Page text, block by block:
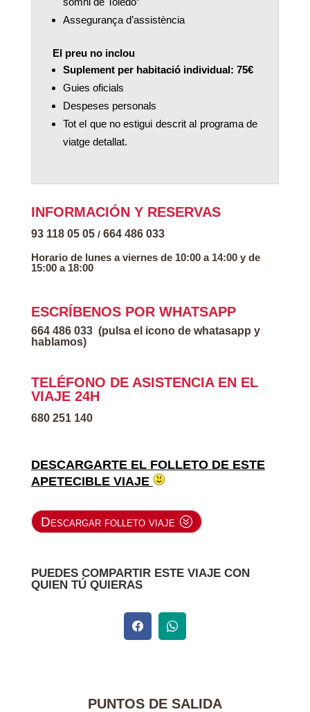
Assegurança d’assistència
El preu no inclou
Suplement per habitació individual: 75€
Guies oficials
Despeses personals
Tot el que no estigui descrit al programa de
viatge detallat.
INFORMACIÓN Y RESERVAS
93 118 05 05/ 664 486 033
Horario de lunes a viernes de 10:00 a 14:00 y de
15:00 a 18:00
ESCRÍBENOS POR WHATSAPP
664 486 033 (pulsa el icono de whatasapp y
hablamos)
TELÉFONO DE ASISTENCIA EN EL
VIAJE 24H
680 251 140
DESCARGARTE EL FOLLETO DE ESTE
APETECIBLE VIAJE
Descargar folleto viaje
PUEDES COMPARTIR ESTE VIAJE CON
QUIEN TÚ QUIERAS
PUNTOS DE SALIDA